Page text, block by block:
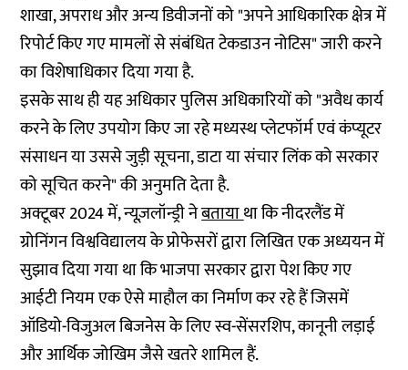
शाखा, अपराध और अन्य डिवीजनों को "अपने आधिकारिक क्षेत्र में
रिपोर्ट किए गए मामलों से संबंधित टेकडाउन नोटिस" जारी करने
का विशेषाधिकार दिया गया है.
इसके साथ ही यह अधिकार पुलिस अधिकारियों को "अवैध कार्य
करने के लिए उपयोग किए जा रहे मध्यस्थ प्लेटफॉर्म एवं कंप्यूटर
संसाधन या उससे जुड़ी सूचना, डाटा या संचार लिंक को सरकार
को सूचित करने" की अनुमति देता है.
अक्टूबर 2024 में, न्यूज़लॉन्ड्री नेबतायाथा कि नीदरलैंड में
ग्रोनिंगन विश्वविद्यालय के प्रोफेसरों द्वारा लिखित एक अध्ययन में
सुझाव दिया गया था कि भाजपा सरकार द्वारा पेश किए गए
आईटी नियम एक ऐसे माहौल का निर्माण कर रहे हैं जिसमें
ऑडियो-विजुअल बिजनेस के लिए स्व-सेंसरशिप, कानूनी लड़ाई
और आर्थिक जोखिम जैसे खतरे शामिल हैं.